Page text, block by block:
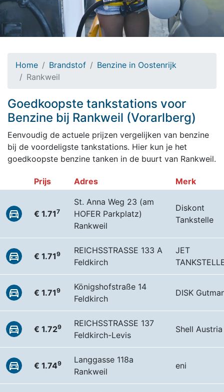
Home Brandstof
Benzine in Oostenrijk
Rankweil
Goedkoopste tankstations voor
Benzine bij Rankweil (Vorarlberg)
Eenvoudig de actuele prijzen vergelijken van benzine
bij de voordeligste tankstations. Hier kun je het
goedkoopste benzine tanken in de buurt van Rankweil.
Prijs Adres Merk
€ 1.717
St. Anna Weg 23 (am
HOFER Parkplatz)
Rankweil
Diskont
Tankstelle
€ 1.719
REICHSSTRASSE 133 A
Feldkirch
JET
€ 1.719
Königshofstraße 14
Feldkirch
DISK
€ 1.729
REICHSSTRASSE 137
Feldkirch-Levis
Shell Austria
€ 1.749
Langgasse 118a
Rankweil
eni